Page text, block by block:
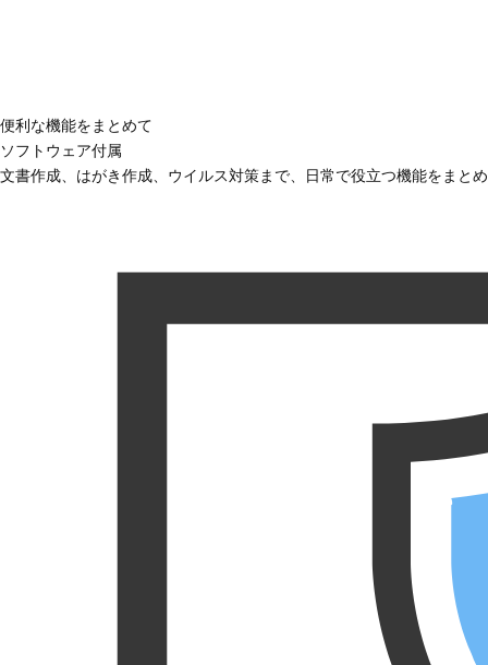
便利な機能をまとめて
ソフトウェア付属
文書作成、はがき作成、ウイルス対策まで、日常で役立つ機能をまと